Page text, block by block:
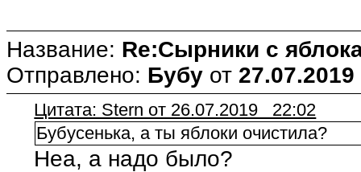
Название: Re:Сырники с
Отправлено: Бубу от
Цитата: Stern от 26.07.2019 22:02
Бубусенька, а ты яблоки очистила?
Неа, а надо было?